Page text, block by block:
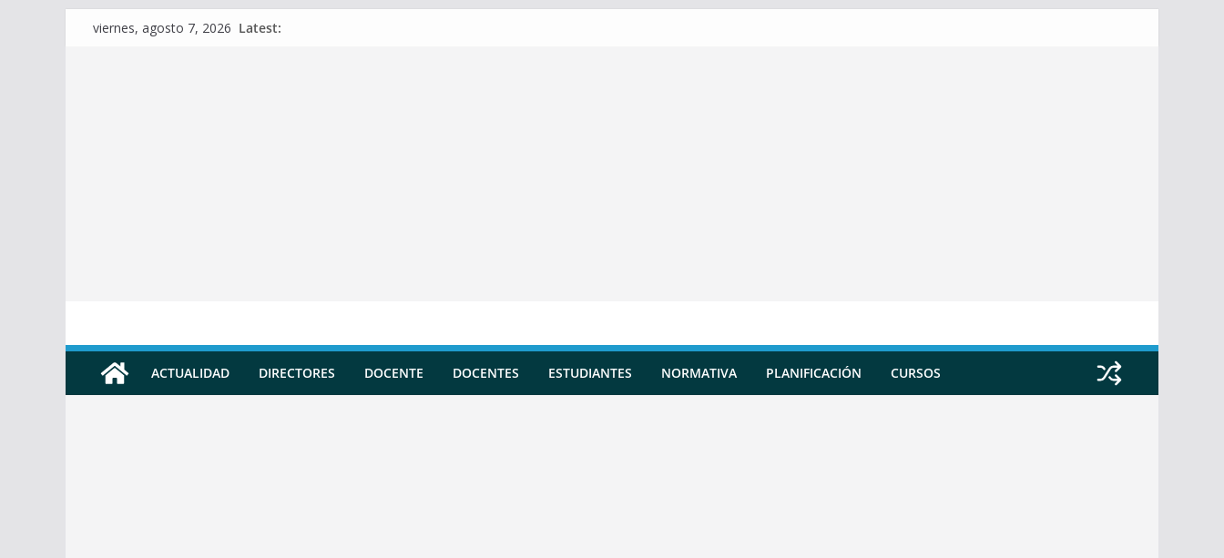
Skipviernes, agosto 7, 2026 Latest:
ACTUALIDAD DIRECTORES DOCENTE DOCENTES ESTUDIANTES NORMATIVA PLANIFICACIÓN CURSOS